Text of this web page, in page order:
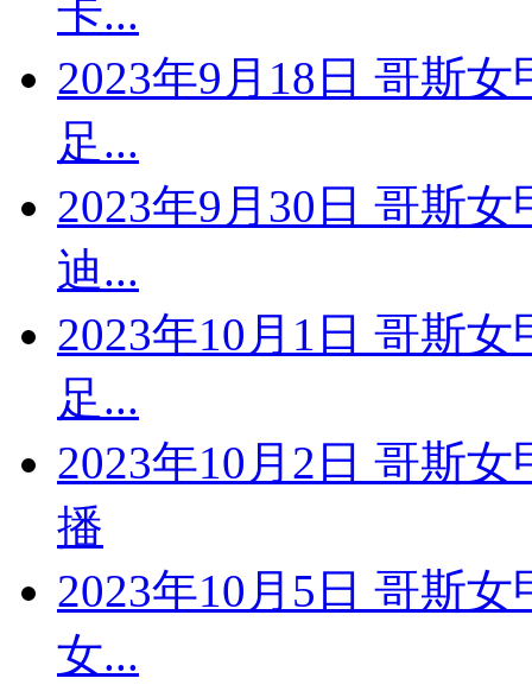
卡...
2023年9月18日 哥斯
足...
2023年9月30日 哥斯
迪...
2023年10月1日 哥斯
足...
2023年10月2日 哥斯
播
2023年10月5日 哥斯
女...